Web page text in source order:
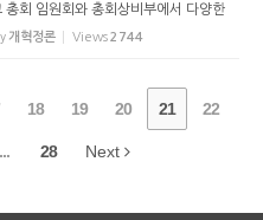
총회 임원회와 총회상비부에서 다양한
. 장로교회는 당회, 노회, 총회에 의한
회에 상정된 안건에 대한 진지한 논의
개혁정론 Views2744
18 19 20 21 22
... 28 Next